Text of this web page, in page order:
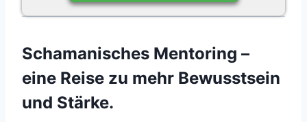
Schamanisches Mentoring –
eine Reise zu mehr Bewusstsein
und Stärke.